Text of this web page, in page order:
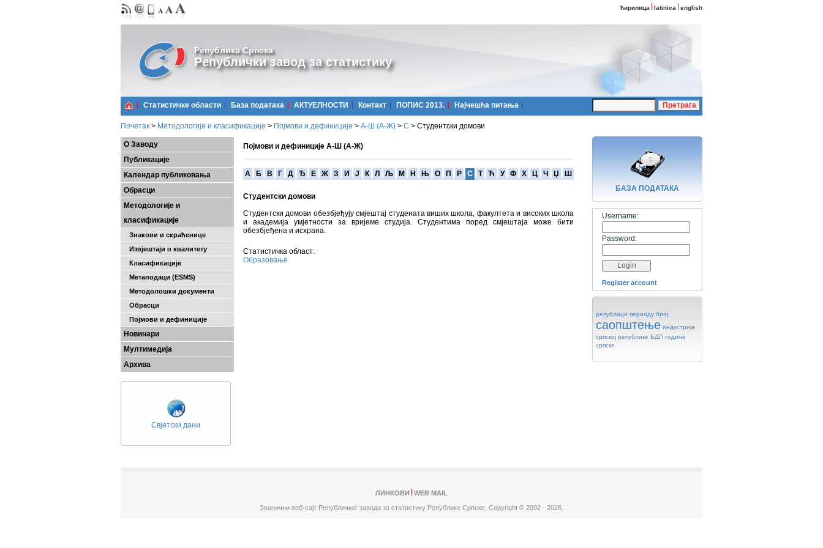
ћирилица latinica english
Република Српска
Републички завод за статистику
Статистичке области Базa података АКТУЕЛНОСТИ Контакт ПОПИС 2013. Најчешћa питања
Почетак > Методологије и класификације > Појмови и дефиниције > А-Ш (A-Ж) > С > Студентски домови
О Заводу
Публикације
Календар публиковања
Обрасци
Методологије и
класификације
Знакови и скраћенице
Извјештаји о квалитету
Класификације
Метаподаци (ESMS)
Методолошки документи
Обрасци
Појмови и дефиниције
Новинари
Мултимедија
Архива
Свјетски дани
Појмови и дефиниције А-Ш (А-Ж)
A Б В Г Д Ђ Е Ж З И Ј К Л Љ М Н Њ О П Р С Т Ћ У Ф Х Ц Ч Џ Ш
Студентски домови
Студентски домови обезбјеђују смјештај студената виших школа, факултета и високих школа
и академија умјетности за вријеме студија. Студентима поред смјештаја може бити
обезбјеђена и исхрана.
Статистичка област:
Образовање
БАЗA ПОДАТАКА
Username:
Password:
Register account
републици периоду број
саопштење индустрија
српској републике БДП године
српске
ЛИНКОВИ
WEB MAIL
Званични веб-сајт Републичког завода за статистику Републике Српске, Copyright © 2002 - 2026.